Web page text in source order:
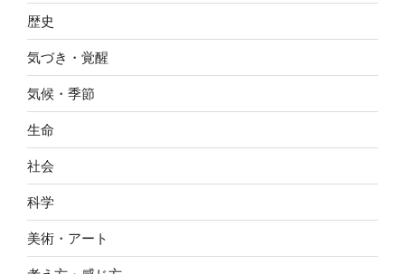
歴史
気づき・覚醒
気候・季節
生命
社会
科学
美術・アート